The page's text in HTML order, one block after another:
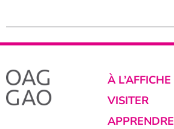
À L’AFFICHE
VISITER
APPRENDRE